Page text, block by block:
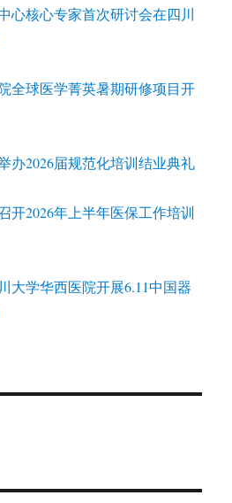
心核心专家首次研讨会在四川
全球医学菁英暑期研修项目开
办2026届规范化培训结业典礼
开2026年上半年医保工作培训
大学华西医院开展6.11中国器